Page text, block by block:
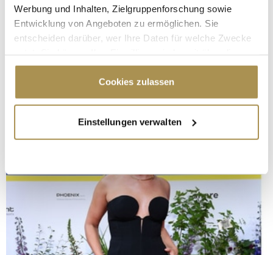
Werbung und Inhalten, Zielgruppenforschung sowie
Entwicklung von Angeboten zu ermöglichen. Sie
entscheiden darüber, wer Ihre Daten für welche Zwecke
Cookie-Erklärung oder durch Klicken auf das Privacy
Trigger Symbol ändern oder widerrufen
Informationen über Ihre geografische Lage
erfassen, welche bis auf einige Meter genau sein
bestimmten Merkmalen (Fingerprinting) identifizieren
Erfahren Sie mehr darüber, wie Ihre persönlichen Daten
verarbeitet werden, und legen Sie Ihre Präferenzen im
Abschnitt Einzelheiten
Cookies zulassen
Einstellungen verwalten